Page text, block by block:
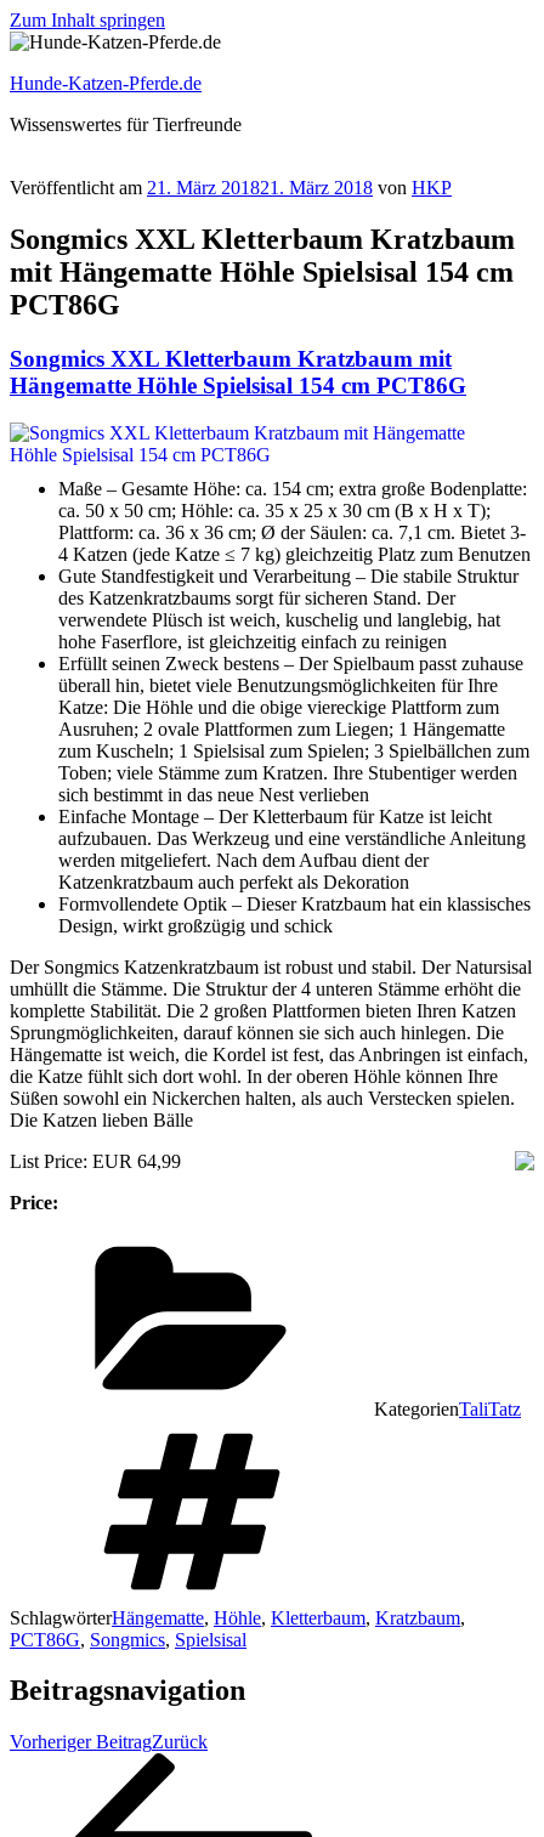
Zum Inhalt springen
Hunde-Katzen-Pferde.de
Wissenswertes für Tierfreunde
Veröffentlicht am 21. März 201821. März 2018 von HKP
Songmics XXL Kletterbaum Kratzbaum
mit Hängematte Höhle Spielsisal 154 cm
PCT86G
Songmics XXL Kletterbaum Kratzbaum mit
Hängematte Höhle Spielsisal 154 cm PCT86G
Maße – Gesamte Höhe: ca. 154 cm; extra große Bodenplatte:
ca. 50 x 50 cm; Höhle: ca. 35 x 25 x 30 cm (B x H x T);
Plattform: ca. 36 x 36 cm; Ø der Säulen: ca. 7,1 cm. Bietet 3-
4 Katzen (jede Katze ≤ 7 kg) gleichzeitig Platz zum Benutzen
Gute Standfestigkeit und Verarbeitung – Die stabile Struktur
des Katzenkratzbaums sorgt für sicheren Stand. Der
verwendete Plüsch ist weich, kuschelig und langlebig, hat
hohe Faserflore, ist gleichzeitig einfach zu reinigen
Erfüllt seinen Zweck bestens – Der Spielbaum passt zuhause
überall hin, bietet viele Benutzungsmöglichkeiten für Ihre
Katze: Die Höhle und die obige viereckige Plattform zum
Ausruhen; 2 ovale Plattformen zum Liegen; 1 Hängematte
zum Kuscheln; 1 Spielsisal zum Spielen; 3 Spielbällchen zum
Toben; viele Stämme zum Kratzen. Ihre Stubentiger werden
sich bestimmt in das neue Nest verlieben
Einfache Montage – Der Kletterbaum für Katze ist leicht
aufzubauen. Das Werkzeug und eine verständliche Anleitung
werden mitgeliefert. Nach dem Aufbau dient der
Katzenkratzbaum auch perfekt als Dekoration
Formvollendete Optik – Dieser Kratzbaum hat ein klassisches
Design, wirkt großzügig und schick
Der Songmics Katzenkratzbaum ist robust und stabil. Der Natursisal
umhüllt die Stämme. Die Struktur der 4 unteren Stämme erhöht die
komplette Stabilität. Die 2 großen Plattformen bieten Ihren Katzen
Sprungmöglichkeiten, darauf können sie sich auch hinlegen. Die
Hängematte ist weich, die Kordel ist fest, das Anbringen ist einfach,
die Katze fühlt sich dort wohl. In der oberen Höhle können Ihre
Süßen sowohl ein Nickerchen halten, als auch Verstecken spielen.
Die Katzen lieben Bälle
List Price: EUR 64,99
Price:
KategorienTaliTatz
SchlagwörterHängematte, Höhle, Kletterbaum, Kratzbaum,
PCT86G, Songmics, Spielsisal
Beitragsnavigation
Vorheriger BeitragZurück